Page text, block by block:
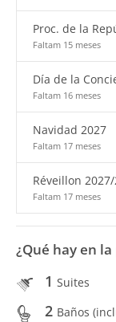
Proc. de la
Faltam 15 meses
Día de la
Faltam 16 meses
Navidad 2027
Faltam 17 meses
Réveillon
Faltam 17 meses
¿Qué hay en
1 Suites
2 Baños